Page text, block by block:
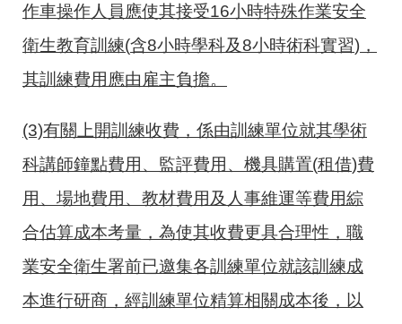
作車操作人員應使其接受16小時特殊作業安全
衛生教育訓練(含8小時學科及8小時術科實習) ，
其訓練費用應由雇主負擔。
(3)有關上開訓練收費，係由訓練單位就其學術
科講師鐘點費用、監評費用、機具購置(租借)費
用、場地費用、教材費用及人事維運等費用綜
合估算成本考量，為使其收費更具合理性，職
業安全衛生署前已邀集各訓練單位就該訓練成
本進行研商，經訓練單位精算相關成本後，以